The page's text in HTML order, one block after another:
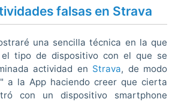
falsas en Strava
una sencilla técnica en la que
el tipo de dispositivo con el que se
actividad en Strava, de modo
a la App haciendo creer que cierta
con un dispositivo smartphone